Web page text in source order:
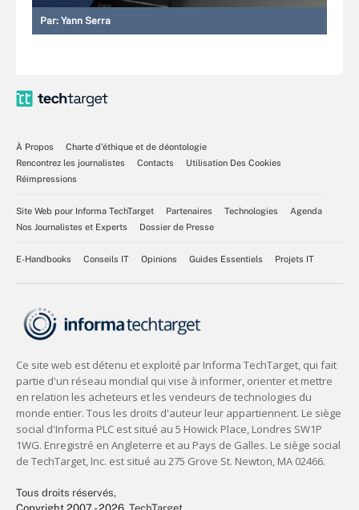
Par: Yann Serra
À Propos
Charte d’éthique et de déontologie
Rencontrez les journalistes
Contacts
Utilisation Des Cookies
Réimpressions
Site Web pour Informa TechTarget Partenaires Technologies
Agenda
Nos Journalistes et Experts
Dossier de Presse
E-Handbooks Conseils IT Opinions Guides Essentiels Projets IT
Tous droits réservés,
Copyright 2007 - 2026 , TechTarget